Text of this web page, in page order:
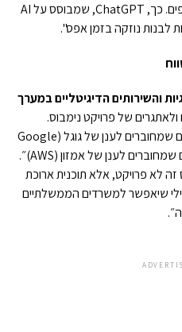
מלאכותית עוזרת לנו – אך גם לתוקפים. כך, ChatGPT, שמבוסס על AI
לבנות נוזקה בזמן אפס".
והשירותים הדיגיטליים במערך
של פרויקט נימבוס.
לדבריו, ״כיום יש כבר עשרה משרדים שמחוברים לענן של גוגל (Google
Cloud Platform) ועשרה משרדים שמחוברים לענן של אמזון (AWS)״.
זה לא פרויקט, אלא תוכנית ארוכת
שיאפשר למשרדים הממשלתיים